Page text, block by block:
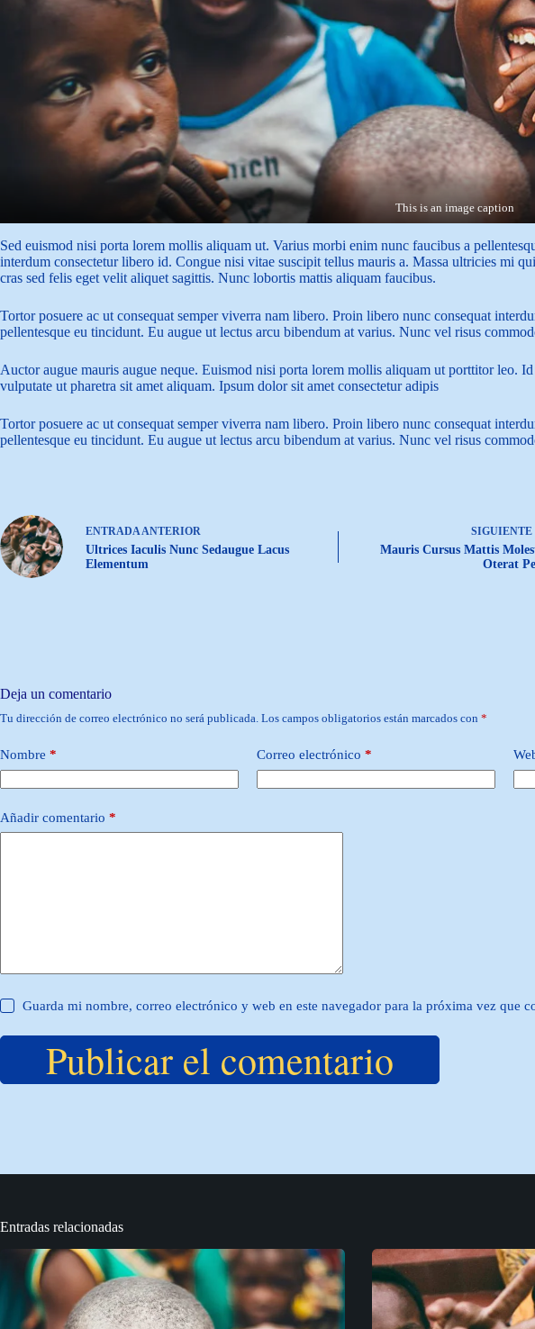
This is an image caption
Sed euismod nisi porta lorem mollis aliquam ut. Varius morbi enim nunc faucibus a
interdum consectetur libero id. Congue nisi vitae suscipit tellus mauris a. Massa ultricies mi
cras sed felis eget velit aliquet sagittis. Nunc lobortis mattis aliquam faucibus.
Tortor posuere ac ut consequat semper viverra nam libero. Proin libero nunc consequat
pellentesque eu tincidunt. Eu augue ut lectus arcu bibendum at varius. Nunc vel risus
Auctor augue mauris augue neque. Euismod nisi porta lorem mollis aliquam ut porttitor leo.
vulputate ut pharetra sit amet aliquam. Ipsum dolor sit amet consectetur adipis
Tortor posuere ac ut consequat semper viverra nam libero. Proin libero nunc consequat
pellentesque eu tincidunt. Eu augue ut lectus arcu bibendum at varius. Nunc vel risus
ENTRADA ANTERIOR
Ultrices Iaculis Nunc Sedaugue Lacus
Elementum
SIGUIENTE
Mauris Cursus Mattis
Oterat
Deja un comentario
Tu dirección de correo electrónico no será publicada. Los campos obligatorios están marcados con *
Nombre * Correo electrónico *
Añadir comentario *
Guarda mi nombre, correo electrónico y web en este navegador para la próxima vez que
Publicar el comentario
Entradas relacionadas